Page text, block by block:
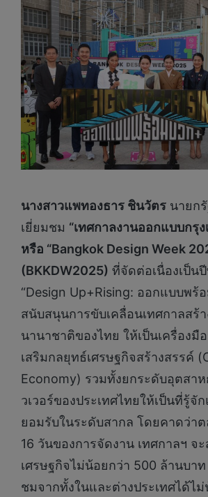
นางสาวแพทองธาร ชินวัตร นายก
เยี่ยมชม “เทศกาลงานออกแบบกรุ
หรือ “Bangkok Design Week
(BKKDW2025) ที่จัดต่อเนื่องเป็น
“Design Up+Rising: ออกแบบพร้
สนับสนุนการขับเคลื่อนเทศกาลสร้
นานาชาติของไทย ให้เป็นเครื่องมื
เสริมกลยุทธ์เศรษฐกิจสร้างสรรค์
Economy) รวมทั้งยกระดับอุตสา
วเวอร์ของประเทศไทยให้เป็นที่รู้จั
ยอมรับในระดับสากล โดยคาดว่าต
16 วันของการจัดงาน เทศกาลฯ จ
เศรษฐกิจไม่น้อยกว่า 500 ล้านบา
ชมจากทั้งในและต่างประเทศได้ไ